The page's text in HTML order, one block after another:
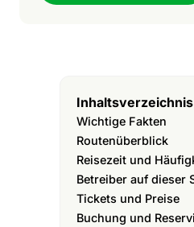
Inhaltsverzeichnis
Wichtige Fakten
Routenüberblick
Reisezeit und
Betreiber auf dieser
Tickets und Preise
Buchung und